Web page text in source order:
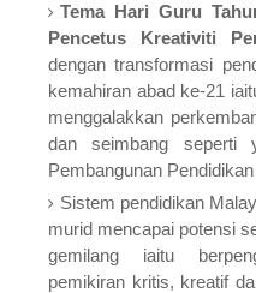
Tema Hari Guru
Pencetus Kreativiti
dengan transformasi
kemahiran abad ke-21
menggalakkan
dan seimbang seperti
Pembangunan
Sistem pendidikan
murid mencapai potensi
gemilang iaitu
pemikiran kritis, kreatif